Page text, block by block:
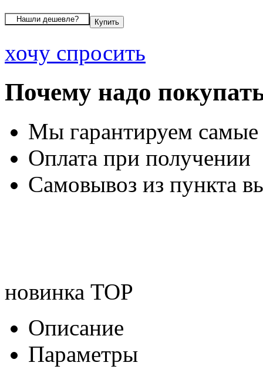
хочу спросить
Почему надо
Мы гарантируем
Оплата при получении
Самовывоз из пункта
новинка TOP
Описание
Параметры